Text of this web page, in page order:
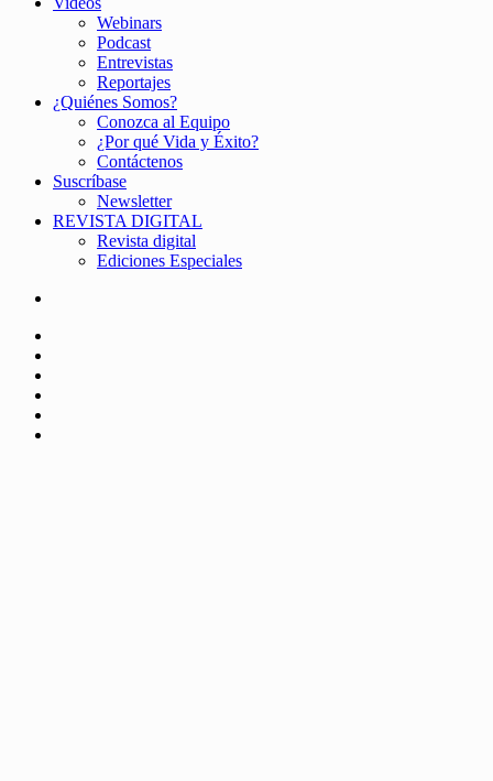
Webinars
Podcast
Entrevistas
Reportajes
¿Quiénes Somos?
Conozca al Equipo
¿Por qué Vida y Éxito?
Contáctenos
Suscríbase
Newsletter
REVISTA DIGITAL
Revista digital
Ediciones Especiales